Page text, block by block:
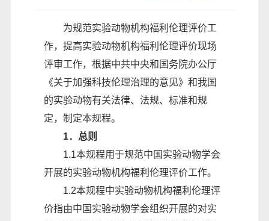
为规范实验动物机构福利伦理评价工
作，提高实验动物机构福利伦理评价现场
评审工作，根据中共中央和国务院办公厅
《关于加强科技伦理治理的意见》和我国
的实验动物有关法律、法规、标准和规
定，制定本规程。
1．总则
1.1本规程用于规范中国实验动物学会
开展的实验动物机构福利伦理评价工作。
1.2本规程中实验动物机构福利伦理评
价指由中国实验动物学会组织开展的对实